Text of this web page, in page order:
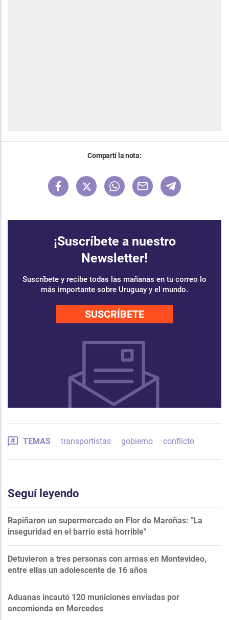
Compartí la nota:
¡Suscríbete a nuestro
Newsletter!
Suscríbete y recibe todas las mañanas en tu correo lo
más importante sobre Uruguay y el mundo.
SUSCRÍBETE
TEMAS transportistas gobierno conflicto
Seguí leyendo
Rapiñaron un supermercado en Flor de Maroñas: "La
inseguridad en el barrio está horrible"
Detuvieron a tres personas con armas en Montevideo,
entre ellas un adolescente de 16 años
Aduanas incautó 120 municiones enviadas por
encomienda en Mercedes